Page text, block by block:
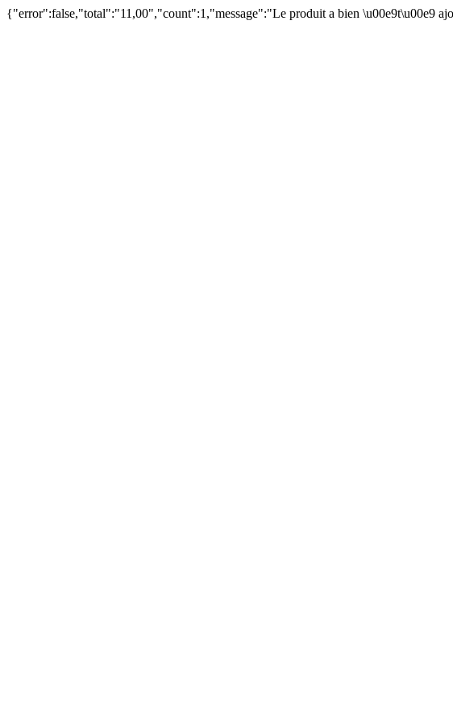
{"error":false,"total":"11,00","count":1,"message":"Le produit a bien \u00e9t\u00e9